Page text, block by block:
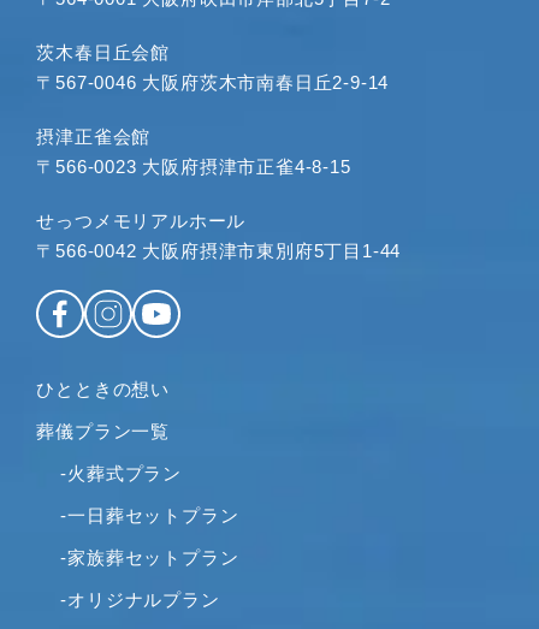
茨木春日丘会館
〒567-0046 大阪府茨木市南春日丘2-9-14
摂津正雀会館
〒566-0023 大阪府摂津市正雀4-8-15
せっつメモリアルホール
〒566-0042 大阪府摂津市東別府5丁目1-44
ひとときの想い
葬儀プラン一覧
-火葬式プラン
-一日葬セットプラン
-家族葬セットプラン
-オリジナルプラン